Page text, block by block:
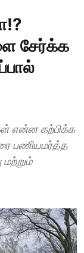
சேர்க்க
என்ன கற்பிக்க
பணியமர்த்த
மற்றும்